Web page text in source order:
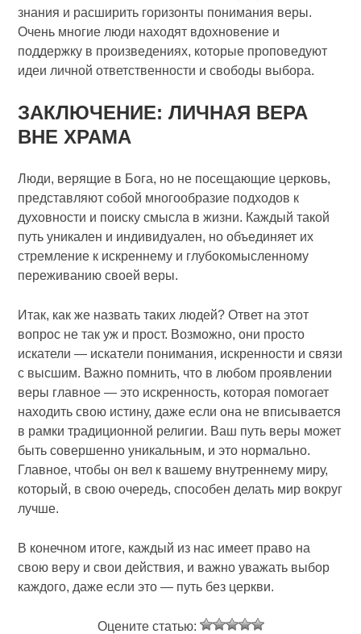
знания и расширить горизонты понимания веры.
Очень многие люди находят вдохновение и
поддержку в произведениях, которые проповедуют
идеи личной ответственности и свободы выбора.
ЗАКЛЮЧЕНИЕ: ЛИЧНАЯ ВЕРА
ВНЕ ХРАМА
Люди, верящие в Бога, но не посещающие церковь,
представляют собой многообразие подходов к
духовности и поиску смысла в жизни. Каждый такой
путь уникален и индивидуален, но объединяет их
стремление к искреннему и глубокомысленному
переживанию своей веры.
Итак, как же назвать таких людей? Ответ на этот
вопрос не так уж и прост. Возможно, они просто
искатели — искатели понимания, искренности и связи
с высшим. Важно помнить, что в любом проявлении
веры главное — это искренность, которая помогает
находить свою истину, даже если она не вписывается
в рамки традиционной религии. Ваш путь веры может
быть совершенно уникальным, и это нормально.
Главное, чтобы он вел к вашему внутреннему миру,
который, в свою очередь, способен делать мир вокруг
лучше.
В конечном итоге, каждый из нас имеет право на
свою веру и свои действия, и важно уважать выбор
каждого, даже если это — путь без церкви.
Оцените статью: